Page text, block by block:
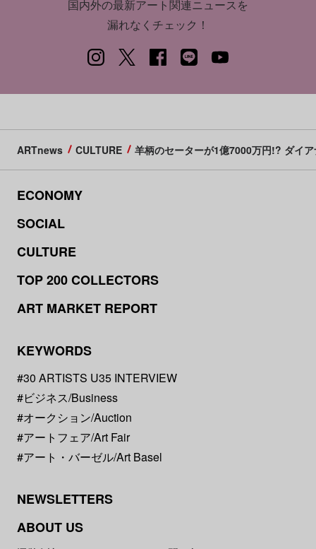
国内外の最新アート関連ニュースを
漏れなくチェック！
ARTnews CULTURE 羊柄のセーターが1億7000万円!? ダイ
ECONOMY
SOCIAL
CULTURE
TOP 200 COLLECTORS
ART MARKET REPORT
KEYWORDS
#30 ARTISTS U35 INTERVIEW
#ビジネス/Business
#オークション/Auction
#アートフェア/Art Fair
#アート・バーゼル/Art Basel
NEWSLETTERS
ABOUT US